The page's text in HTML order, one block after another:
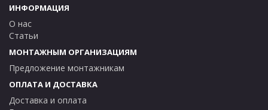
ИНФОРМАЦИЯ
О нас
Статьи
МОНТАЖНЫМ ОРГАНИЗАЦИЯМ
Предложение монтажникам
ОПЛАТА И ДОСТАВКА
Доставка и оплата